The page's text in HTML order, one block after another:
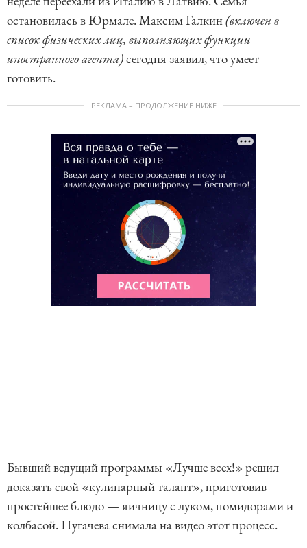
остановилась в Юрмале. Максим Галкин(включен в
список физических лиц, выполняющих функции
иностранного агента)сегодня заявил, что умеет
готовить.
РЕКЛАМА – ПРОДОЛЖЕНИЕ НИЖЕ
Бывший ведущий программы «Лучше всех!» решил
доказать свой «кулинарный талант», приготовив
простейшее блюдо — яичницу с луком, помидорами и
колбасой. Пугачева снимала на видео этот процесс.